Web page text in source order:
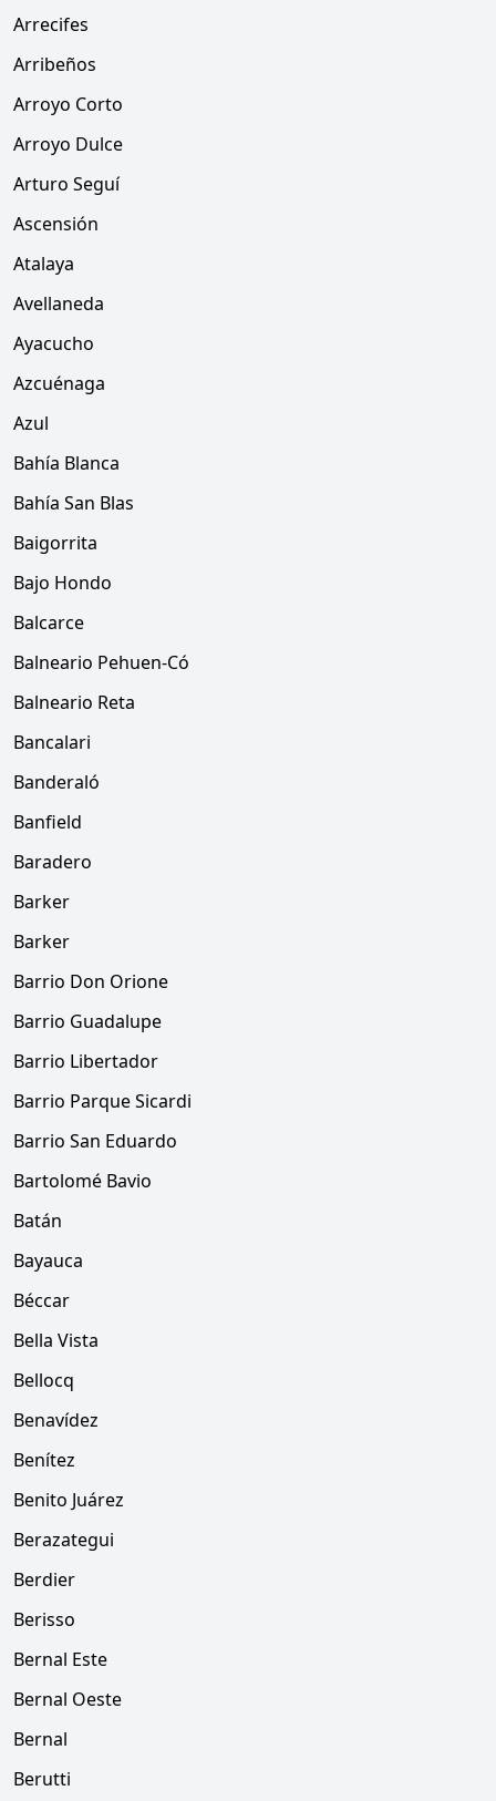
Arrecifes
Arribeños
Arroyo Corto
Arroyo Dulce
Arturo Seguí
Ascensión
Atalaya
Avellaneda
Ayacucho
Azcuénaga
Azul
Bahía Blanca
Bahía San Blas
Baigorrita
Bajo Hondo
Balcarce
Balneario Pehuen-Có
Balneario Reta
Bancalari
Banderaló
Banfield
Baradero
Barker
Barker
Barrio Don Orione
Barrio Guadalupe
Barrio Libertador
Barrio Parque Sicardi
Barrio San Eduardo
Bartolomé Bavio
Batán
Bayauca
Béccar
Bella Vista
Bellocq
Benavídez
Benítez
Benito Juárez
Berazategui
Berdier
Berisso
Bernal Este
Bernal Oeste
Bernal
Berutti